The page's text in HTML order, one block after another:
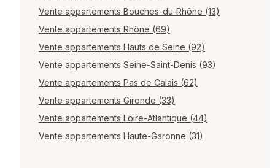
Vente appartements Bouches-du-Rhône (13)
Vente appartements Rhône (69)
Vente appartements Hauts de Seine (92)
Vente appartements Seine-Saint-Denis (93)
Vente appartements Pas de Calais (62)
Vente appartements Gironde (33)
Vente appartements Loire-Atlantique (44)
Vente appartements Haute-Garonne (31)